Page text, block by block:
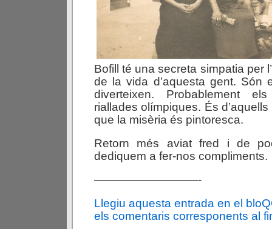
Bofill té una secreta simpatia per
de la vida d’aquesta gent. Són
diverteixen. Probablement
riallades olímpiques. És
que la misèria és pintoresca.
Retorn més aviat fred i de
dediquem a fer-nos compliments.
—————————-
Llegiu aquesta entrada en el
els comentaris corresponents al